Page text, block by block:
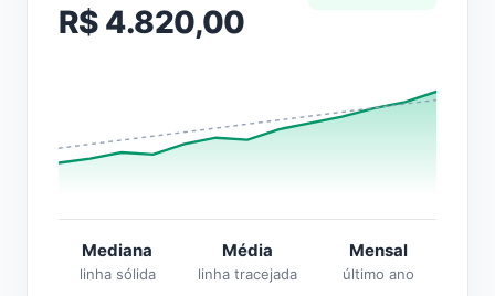
R$ 4.820,00
Mediana
linha sólida
Média
linha tracejada
Mensal
último ano